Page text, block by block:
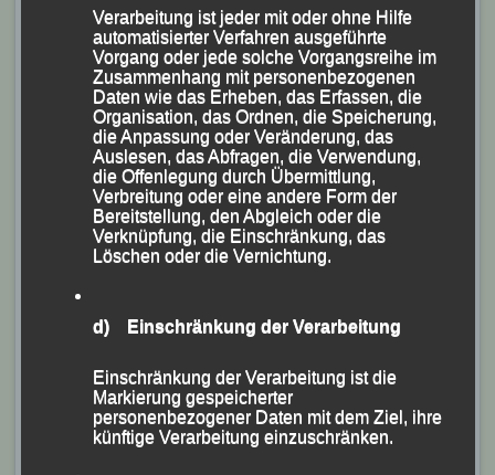
Verarbeitung ist jeder mit oder ohne Hilfe
automatisierter Verfahren ausgeführte
Vorgang oder jede solche Vorgangsreihe im
Zusammenhang mit personenbezogenen
Daten wie das Erheben, das Erfassen, die
Organisation, das Ordnen, die Speicherung,
die Anpassung oder Veränderung, das
Auslesen, das Abfragen, die Verwendung,
die Offenlegung durch Übermittlung,
Verbreitung oder eine andere Form der
Bereitstellung, den Abgleich oder die
Verknüpfung, die Einschränkung, das
Löschen oder die Vernichtung.
d) Einschränkung der Verarbeitung
Einschränkung der Verarbeitung ist die
Markierung gespeicherter
personenbezogener Daten mit dem Ziel, ihre
künftige Verarbeitung einzuschränken.